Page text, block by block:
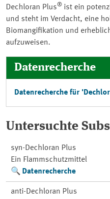
Dechloran Plus® ist ein
und steht im Verdacht, eine
Biomangifikation und
aufzuweisen.
Datenrecherche
Datenrecherche für
Untersuchte
syn-Dechloran Plus
Ein Flammschutzmittel
Datenrecherche
anti-Dechloran Plus